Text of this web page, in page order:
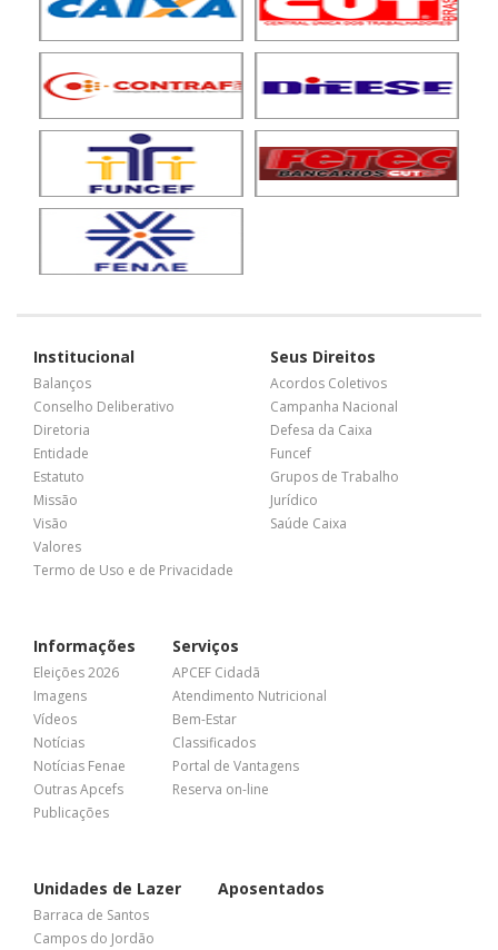
Institucional
Balanços
Conselho Deliberativo
Diretoria
Entidade
Estatuto
Missão
Visão
Valores
Termo de Uso e de Privacidade
Seus Direitos
Acordos Coletivos
Campanha Nacional
Defesa da Caixa
Funcef
Grupos de Trabalho
Jurídico
Saúde Caixa
Informações
Eleições 2026
Imagens
Vídeos
Notícias
Notícias Fenae
Outras Apcefs
Publicações
Serviços
APCEF Cidadã
Atendimento Nutricional
Bem-Estar
Classificados
Portal de Vantagens
Reserva on-line
Unidades de Lazer
Barraca de Santos
Campos do Jordão
Aposentados